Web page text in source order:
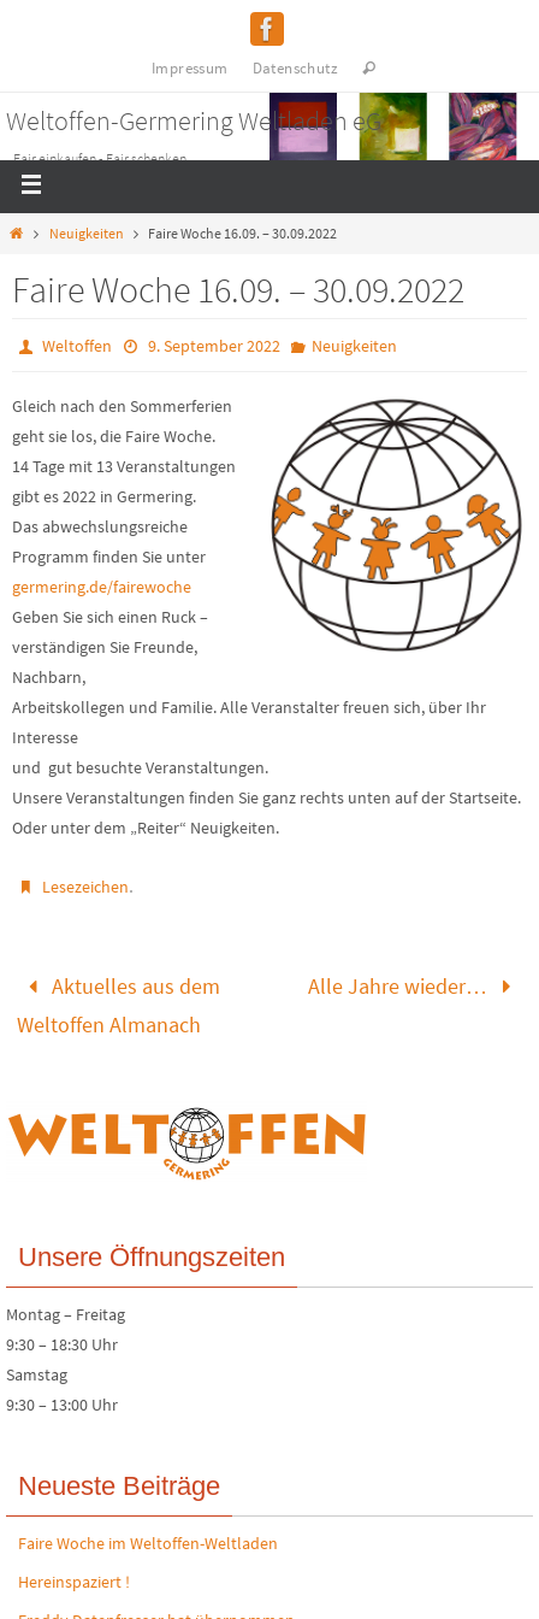
Impressum Datenschutz
Weltoffen-Germering Weltladen eG
Fair einkaufen - Fair schenken
Neuigkeiten Faire Woche 16.09. – 30.09.2022
Faire Woche 16.09. – 30.09.2022
Weltoffen 9. September 2022 Neuigkeiten
Gleich nach den Sommerferien
geht sie los, die Faire Woche.
14 Tage mit 13 Veranstaltungen
gibt es 2022 in Germering.
Das abwechslungsreiche
Programm finden Sie unter
germering.de/fairewoche
Geben Sie sich einen Ruck –
verständigen Sie Freunde,
Nachbarn,
Arbeitskollegen und Familie. Alle Veranstalter freuen sich, über Ihr
Interesse
und gut besuchte Veranstaltungen.
Unsere Veranstaltungen finden Sie ganz rechts unten auf der Startseite.
Oder unter dem „Reiter“ Neuigkeiten.
Lesezeichen.
Aktuelles aus dem
Weltoffen Almanach
Alle Jahre wieder…
Unsere Öffnungszeiten
Montag – Freitag
9:30 – 18:30 Uhr
Samstag
9:30 – 13:00 Uhr
Neueste Beiträge
Faire Woche im Weltoffen-Weltladen
Hereinspaziert !